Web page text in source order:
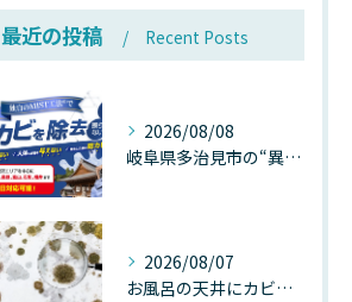
最近の投稿 Recent Posts
2026/08/08
岐阜県多治見市の“異常な高温”が建物内部を破壊する──深層カビが急増する危険な温度差の正体
2026/08/07
お風呂の天井にカビが生えたら要注意！2026年8月の猛暑・高湿度で急増する浴室カビの原因と正しい対策